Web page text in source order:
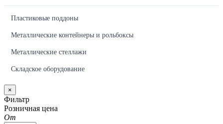
Пластиковые поддоны
Металлические контейнеры и рольбоксы
Металлические стеллажи
Складское оборудование
×
Фильтр
Розничная цена
От